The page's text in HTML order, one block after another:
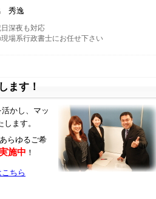
秀逸
深夜も対応
場系行政書士にお任せ下さい
ます！
かし、マッ
ます。
らゆるご希
施中 ！
ちら